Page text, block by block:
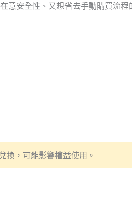
安全性、又想省去手動購買流程
換，可能影響權益使用。